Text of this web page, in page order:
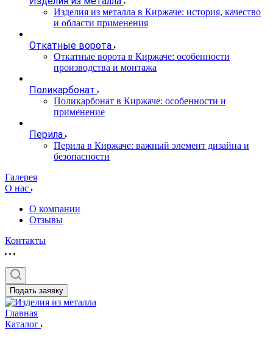
Изделия из металла в Киржаче: история, качество
и области применения
Откатные ворота
Откатные ворота в Киржаче: особенности
производства и монтажа
Поликарбонат
Поликарбонат в Киржаче: особенности и
применение
Перила
Перила в Киржаче: важный элемент дизайна и
безопасности
Галерея
О нас
О компании
Отзывы
Контакты
Подать заявку
Главная
Каталог